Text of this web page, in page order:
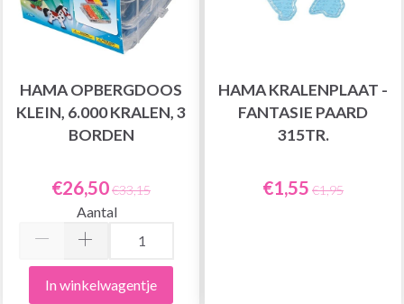
HAMA OPBERGDOOS
KLEIN, 6.000 KRALEN, 3
BORDEN
€26,50€33,15
Aantal
In winkelwagentje
HAMA KRALENPLAAT -
FANTASIE PAARD
315TR.
€1,55 €1,95